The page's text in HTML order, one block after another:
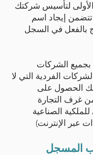
لتأسيس شركتك
إيجاد اسم
بالفعل في السجل
بجميع الشركات
الشركات الفردية التي لا
الحصول على
غرف التجارة
الصناعية
عبر الإنترنت)